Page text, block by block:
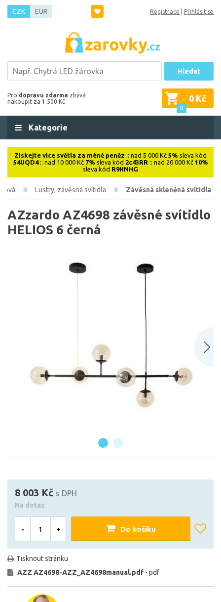
CZK EUR Registrace Přihlásit se
Hledat
Pro dopravu zdarma zbývá
nakoupit za 1 500 Kč
0
0 Kč
Kategorie
Získejte více světla za méně peněz :: nad 5 000 Kč 5% sleva kód
54UQD4:: nad 10 000 Kč 7% sleva kód 2c43RR :: nad 20 000 Kč 10%
sleva kód R9HNHG
Lustry, závěsná svítidla Závěsná skleněná svítidla
AZzardo AZ4698 závěsné svítidlo
HELIOS 6 černá
8 003 Kč s DPH
Na dotaz
- + Do košíku
Tisknout stránku
AZZ AZ4698-AZZ_AZ4698manual.pdf - pdf